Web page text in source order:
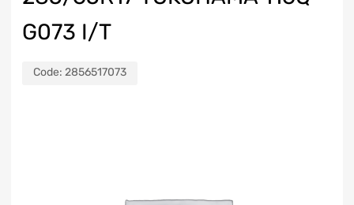
G073 I/T
Code: 2856517073